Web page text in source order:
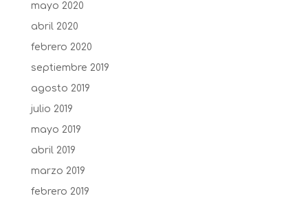
mayo 2020
abril 2020
febrero 2020
septiembre 2019
agosto 2019
julio 2019
mayo 2019
abril 2019
marzo 2019
febrero 2019